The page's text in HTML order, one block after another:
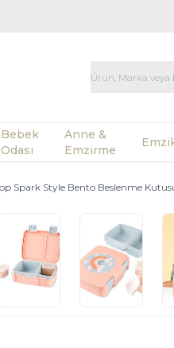
Bebek
Odası
Anne &
Emzirme
Spark Style Bento Beslenme